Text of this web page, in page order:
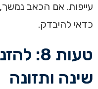
עייפות. אם הכאב
כדאי להיבדק.
טעות
שינה ותזונה